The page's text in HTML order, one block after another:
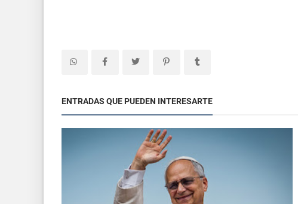
ENTRADAS QUE PUEDEN INTERESARTE